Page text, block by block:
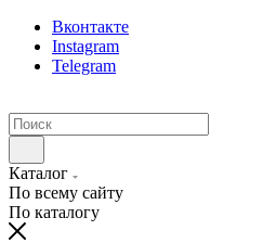
Вконтакте
Instagram
Telegram
Каталог
По всему сайту
По каталогу